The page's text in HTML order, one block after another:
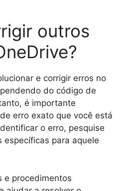
outros
e corrigir erros no
do código de
é importante
erro exato que você está
o erro, pesquise
específicas para aquele
e procedimentos